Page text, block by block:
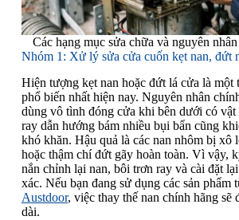
Các hạng mục sửa chữa và nguyên
Nhóm 1: Xử lý sửa cửa cuốn kẹt nan, đứt
Hiện tượng kẹt nan hoặc đứt lá cửa là một
phổ biến nhất hiện nay. Nguyên nhân
dùng vô tình đóng cửa khi bên dưới có
ray dẫn hướng bám nhiều bụi bẩn cũng
khó khăn. Hậu quả là các nan nhôm bị xô
hoặc thậm chí đứt gãy hoàn toàn. Vì vậy,
nắn chỉnh lại nan, bôi trơn ray và cài đặt
xác. Nếu bạn đang sử dụng các sản phẩm
Austdoor, việc thay thế nan chính hãng sẽ
dài.